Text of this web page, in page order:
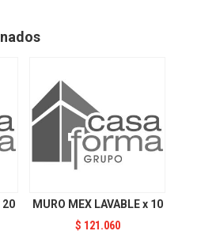
20
MURO MEX LAVABLE x 10
$ 121.060